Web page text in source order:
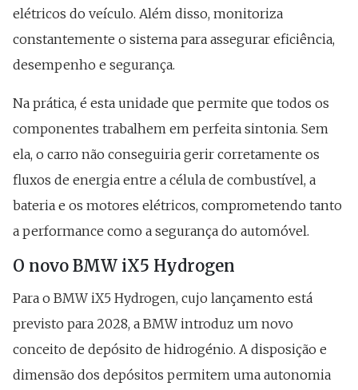
elétricos do veículo. Além disso, monitoriza
constantemente o sistema para assegurar eficiência,
desempenho e segurança.
Na prática, é esta unidade que permite que todos os
componentes trabalhem em perfeita sintonia. Sem
ela, o carro não conseguiria gerir corretamente os
fluxos de energia entre a célula de combustível, a
bateria e os motores elétricos, comprometendo tanto
a performance como a segurança do automóvel.
O novo BMW iX5 Hydrogen
Para o BMW iX5 Hydrogen, cujo lançamento está
previsto para 2028, a BMW introduz um novo
conceito de depósito de hidrogénio. A disposição e
dimensão dos depósitos permitem uma autonomia